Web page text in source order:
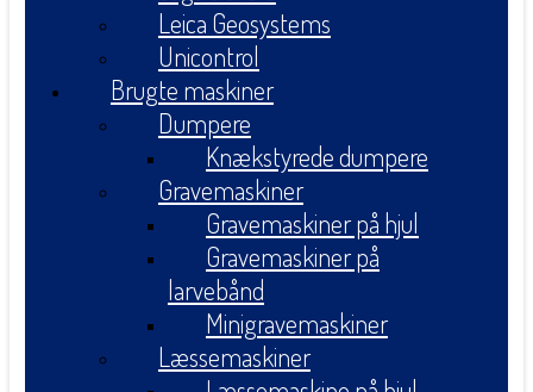
Leica Geosystems
Unicontrol
Brugte maskiner
Dumpere
Knækstyrede dumpere
Gravemaskiner
Gravemaskiner på hjul
Gravemaskiner på
larvebånd
Minigravemaskiner
Læssemaskiner